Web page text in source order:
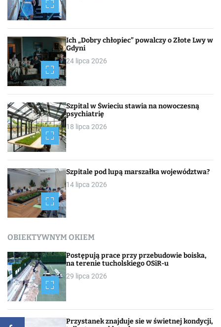
Ich „Dobry chłopiec” powalczy o Złote Lwy w
Gdyni
24 lipca 2026
Szpital w Świeciu stawia na nowoczesną
psychiatrię
18 lipca 2026
Szpitale pod lupą marszałka województwa?
14 lipca 2026
OBIEKTYWNYM OKIEM
Postępują prace przy przebudowie boiska,
na terenie tucholskiego OSiR-u
29 lipca 2026
Przystanek znajduje sie w świetnej kondycji,